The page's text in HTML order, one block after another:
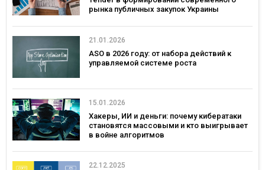
рынка публичных закупок Украины
21.01.2026
ASO в 2026 году: от набора действий к
управляемой системе роста
15.01.2026
Хакеры, ИИ и деньги: почему кибератаки
становятся массовыми и кто выигрывает
в войне алгоритмов
22.12.2025